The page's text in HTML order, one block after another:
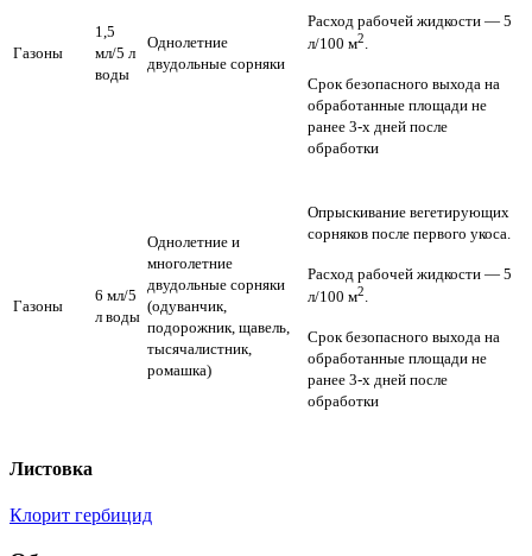
Газоны
1,5
мл/5 л
воды
Однолетние
двудольные сорняки
Расход рабочей жидкости — 5
л/100 м2.
Срок безопасного выхода на
обработанные площади не
ранее 3-х дней после
обработки
Газоны
6 мл/5
л воды
Однолетние и
многолетние
двудольные сорняки
(одуванчик,
подорожник, щавель,
тысячалистник,
ромашка)
Опрыскивание вегетирующих
сорняков после первого укоса.
Расход рабочей жидкости — 5
л/100 м2.
Срок безопасного выхода на
обработанные площади не
ранее 3-х дней после
обработки
Листовка
Клорит гербицид